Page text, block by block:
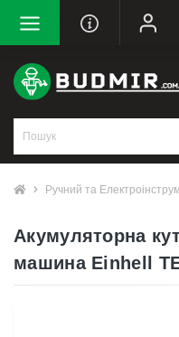
Ручний та
Акумуляторна
машина Einhell